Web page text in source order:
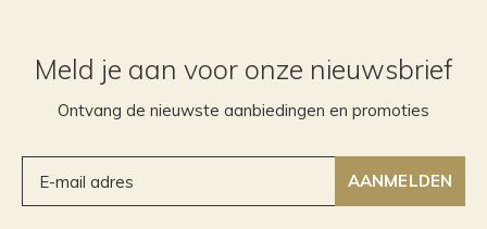
Meld je aan voor onze nieuwsbrief
Ontvang de nieuwste aanbiedingen en promoties
AANMELDEN